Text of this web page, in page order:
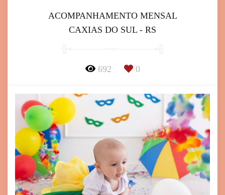
ACOMPANHAMENTO MENSAL
CAXIAS DO SUL - RS
692 0